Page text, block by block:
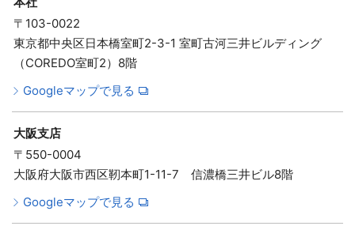
〒103-0022
東京都中央区日本橋室町2-3-1 室町古河三井ビルディング
（COREDO室町2）8階
Googleマップで見る
大阪支店
〒550-0004
大阪府大阪市西区靭本町1-11-7 信濃橋三井ビル8階
Googleマップで見る